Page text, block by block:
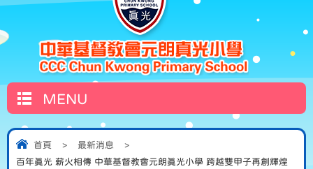
MENU
首頁 > 最新消息
>
百年真光 薪火相傳 中華基督教會元朗真光小學 跨越雙甲子再創輝煌